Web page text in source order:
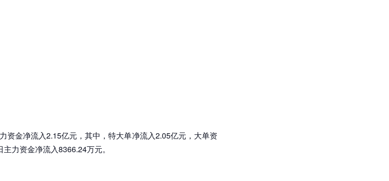
资金净流入2.15亿元，其中，特大单净流入2.05亿元，大单资
力资金净流入8366.24万元。